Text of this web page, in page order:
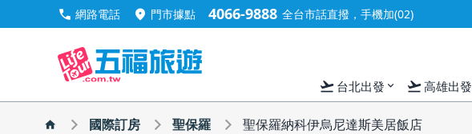
call 網路電話 location_on 門市據點 4066-9888 全台市話直撥，手機加(02)
flight_takeoff 台北出發 expand_more flight_takeoff高雄出發
國際訂房 聖保羅 聖保羅納科伊烏尼達斯美居飯店